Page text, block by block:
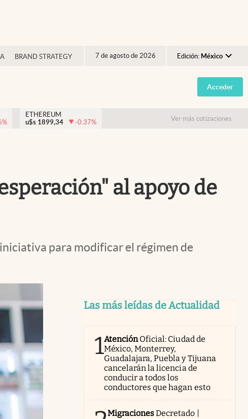
BRAND STRATEGY 7 de agosto de 2026 Edición: México
Argentina
España
USA
Acceder
%
ETHEREUM
u$s 1899,34 -0.37% Ver más cotizaciones
al apoyo de
para modificar el régimen de
Las más leídas de Actualidad
1AtenciónOficial: Ciudad de
México, Monterrey,
Guadalajara, Puebla y Tijuana
cancelarán la licencia de
conducir a todos los
conductores que hagan esto
MigracionesDecretado |